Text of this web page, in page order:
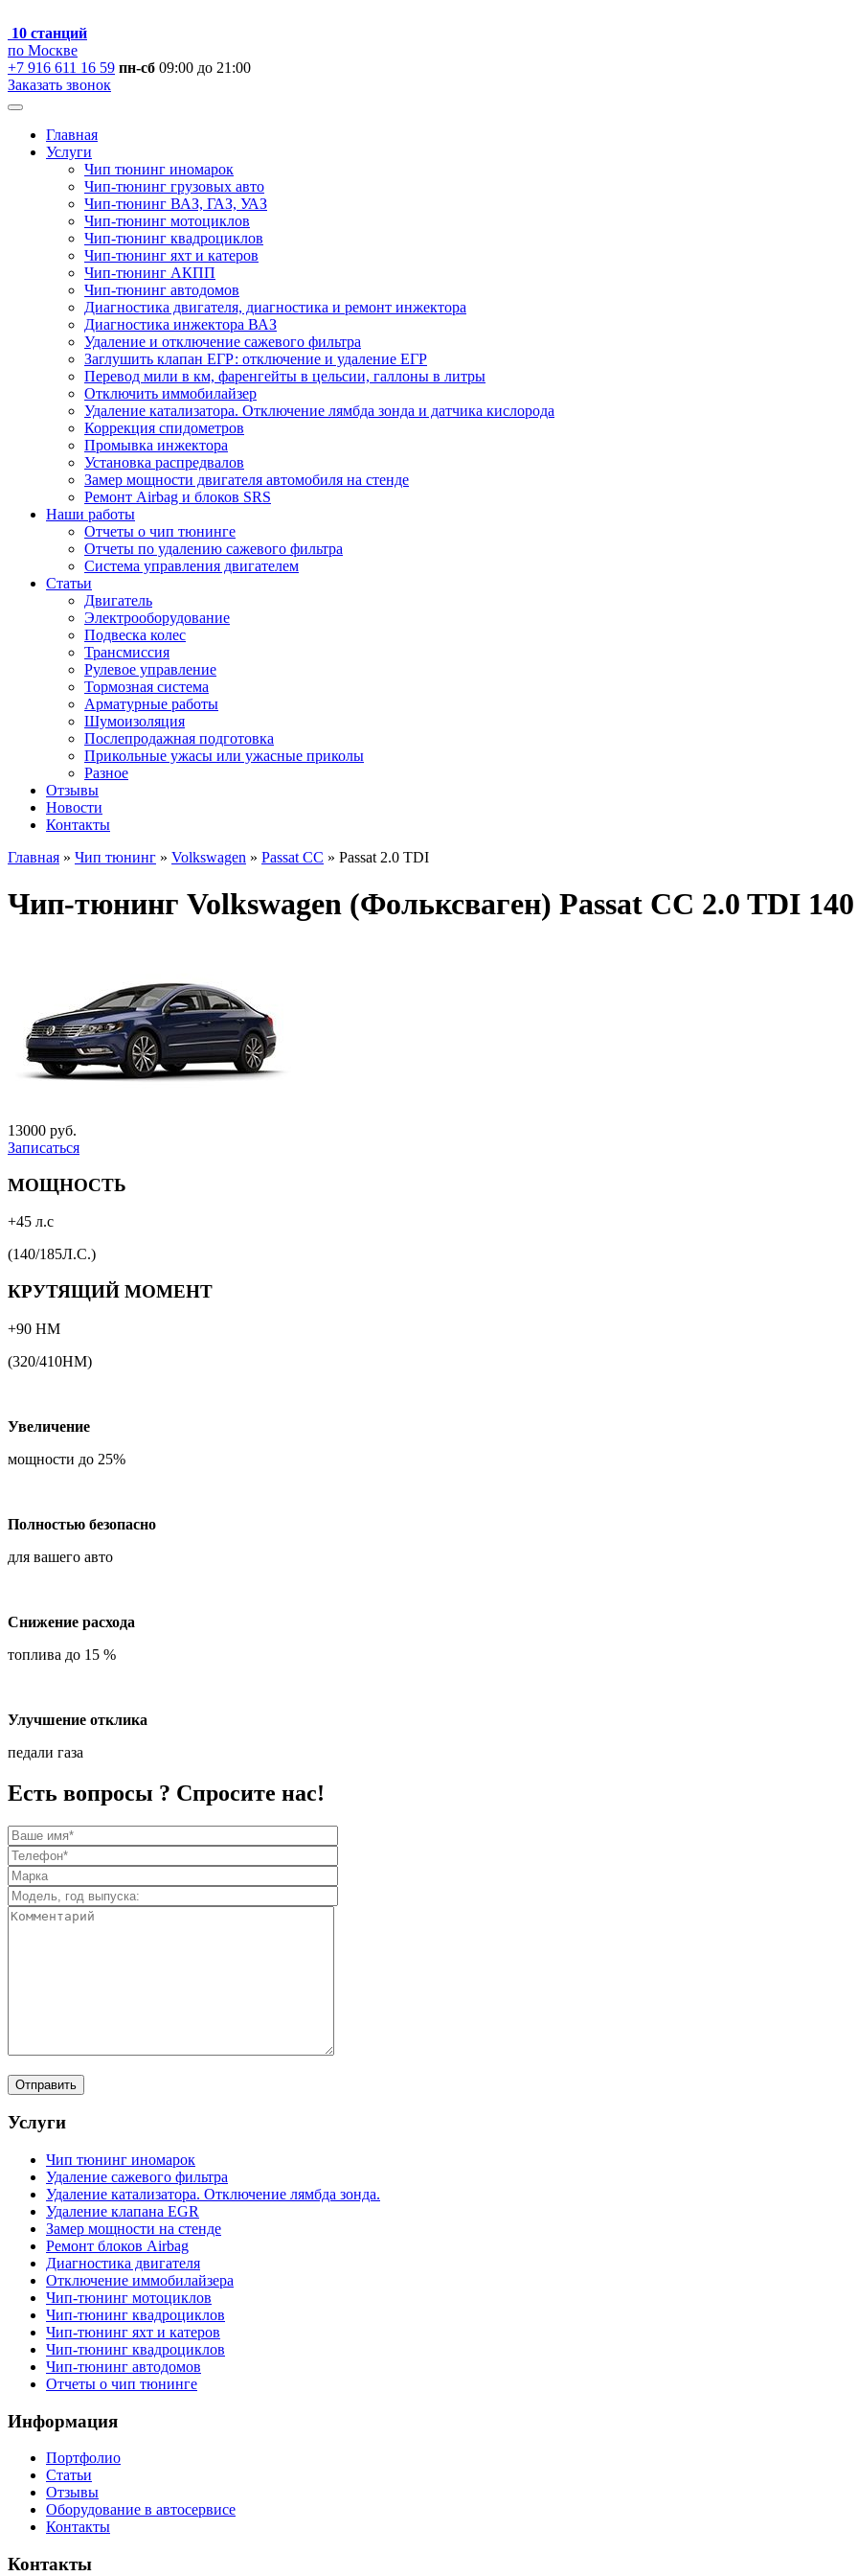
10 станций
по Москве
+7 916 611 16 59 пн-сб 09:00 до 21:00
Заказать звонок
Главная
Услуги
Чип тюнинг иномарок
Чип-тюнинг грузовых авто
Чип-тюнинг ВАЗ, ГАЗ, УАЗ
Чип-тюнинг мотоциклов
Чип-тюнинг квадроциклов
Чип-тюнинг яхт и катеров
Чип-тюнинг АКПП
Чип-тюнинг автодомов
Диагностика двигателя, диагностика и ремонт инжектора
Диагностика инжектора ВАЗ
Удаление и отключение сажевого фильтра
Заглушить клапан ЕГР: отключение и удаление ЕГР
Перевод мили в км, фаренгейты в цельсии, галлоны в литры
Отключить иммобилайзер
Удаление катализатора. Отключение лямбда зонда и датчика кислорода
Коррекция спидометров
Промывка инжектора
Установка распредвалов
Замер мощности двигателя автомобиля на стенде
Ремонт Airbag и блоков SRS
Наши работы
Отчеты о чип тюнинге
Отчеты по удалению сажевого фильтра
Система управления двигателем
Статьи
Двигатель
Электрооборудование
Подвеска колес
Трансмиссия
Рулевое управление
Тормозная система
Арматурные работы
Шумоизоляция
Послепродажная подготовка
Прикольные ужасы или ужасные приколы
Разное
Отзывы
Новости
Контакты
Главная » Чип тюнинг » Volkswagen » Passat CC » Passat 2.0 TDI
Чип-тюнинг Volkswagen (Фольксваген) Passat CC 2.0 TDI 140
13000 руб.
Записаться
МОЩНОСТЬ
+45 л.с
(140/185Л.С.)
КРУТЯЩИЙ МОМЕНТ
+90 НМ
(320/410НМ)
Увеличение
мощности до 25%
Полностью безопасно
для вашего авто
Снижение расхода
топлива до 15 %
Улучшение отклика
педали газа
Есть вопросы ? Спросите нас!
Услуги
Чип тюнинг иномарок
Удаление сажевого фильтра
Удаление катализатора. Отключение лямбда зонда.
Удаление клапана EGR
Замер мощности на стенде
Ремонт блоков Airbag
Диагностика двигателя
Отключение иммобилайзера
Чип-тюнинг мотоциклов
Чип-тюнинг квадроциклов
Чип-тюнинг яхт и катеров
Чип-тюнинг квадроциклов
Чип-тюнинг автодомов
Отчеты о чип тюнинге
Информация
Портфолио
Статьи
Отзывы
Оборудование в автосервисе
Контакты
Контакты